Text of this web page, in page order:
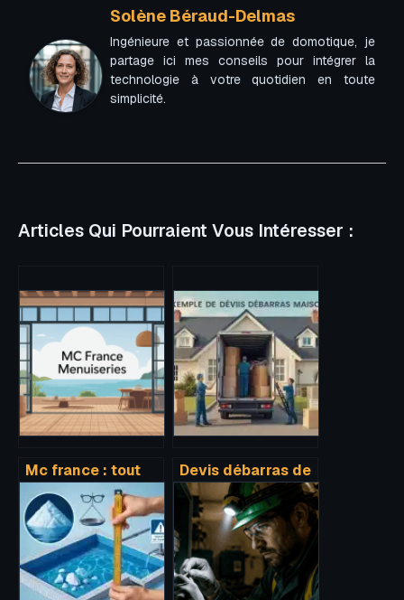
Solène Béraud-Delmas
Ingénieure et passionnée de domotique, je
partage ici mes conseils pour intégrer la
technologie à votre quotidien en toute
simplicité.
Articles Qui Pourraient Vous Intéresser :
Mc france : tout
comprendre sur la
marque, les
produits et les
menuiseries
Devis débarras de
maison : 4 postes
de coûts pour
maîtriser votre
budget et éviter
les pièges